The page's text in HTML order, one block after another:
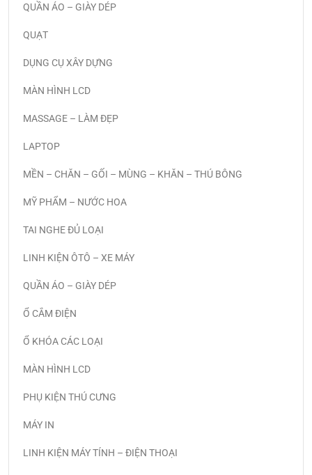
QUẦN ÁO – GIÀY DÉP
QUẠT
DỤNG CỤ XÂY DỰNG
MÀN HÌNH LCD
MASSAGE – LÀM ĐẸP
LAPTOP
MỀN – CHĂN – GỐI – MÙNG – KHĂN – THÚ BÔNG
MỸ PHẨM – NƯỚC HOA
TAI NGHE ĐỦ LOẠI
LINH KIỆN ÔTÔ – XE MÁY
QUẦN ÁO – GIÀY DÉP
Ổ CẮM ĐIỆN
Ổ KHÓA CÁC LOẠI
MÀN HÌNH LCD
PHỤ KIỆN THÚ CƯNG
MÁY IN
LINH KIỆN MÁY TÍNH – ĐIỆN THOẠI